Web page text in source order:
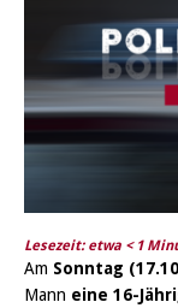
Lesezeit: etwa < 1
Am Sonntag
Mann eine 16-